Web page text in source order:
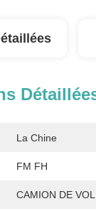
La Chine
FM FH
CAMION DE VOL